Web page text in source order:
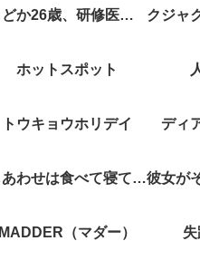
まどか26歳、研修医やってます！
ホットスポット
トウキョウホリデイ ディ
しあわせは食べて寝て待て
MADDER（マダー）